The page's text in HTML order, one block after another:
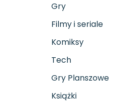
Gry
Filmy i seriale
Komiksy
Tech
Gry Planszowe
Książki